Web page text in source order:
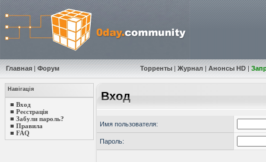
Главная | Форум Торренты |Журнал |Анонсы HD |
Навігація
■ Вход
■ Реєстрація
■ Забули пароль?
■ Правила
■ FAQ
Вход
Имя пользователя:
Пароль: